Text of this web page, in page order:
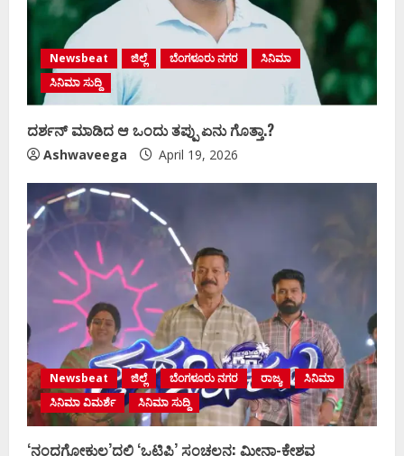
Newsbeat ಜಿಲ್ಲೆ ಬೆಂಗಳೂರು ನಗರ
ಸಿನಿಮಾ
ಸಿನಿಮಾ ಸುದ್ದಿ
ದರ್ಶನ್‌ ಮಾಡಿದ ಆ ಒಂದು ತಪ್ಪು ಏನು ಗೊತ್ತಾ.?
Ashwaveega April 19, 2026
Newsbeat ಜಿಲ್ಲೆ ಬೆಂಗಳೂರು ನಗರ ರಾಜ್ಯ
ಸಿನಿಮಾ
ಸಿನಿಮಾ ವಿಮರ್ಶೆ
ಸಿನಿಮಾ ಸುದ್ದಿ
‘ನಂದಗೋಕುಲ’ದಲ್ಲಿ ‘ಒಟಿಪಿ’ ಸಂಚಲನ: ಮೀನಾ-ಕೇಶವ